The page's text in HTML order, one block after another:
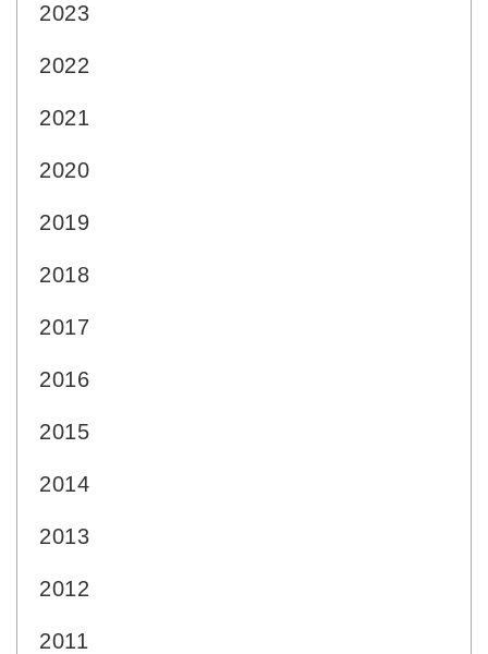
2023
2022
2021
2020
2019
2018
2017
2016
2015
2014
2013
2012
2011